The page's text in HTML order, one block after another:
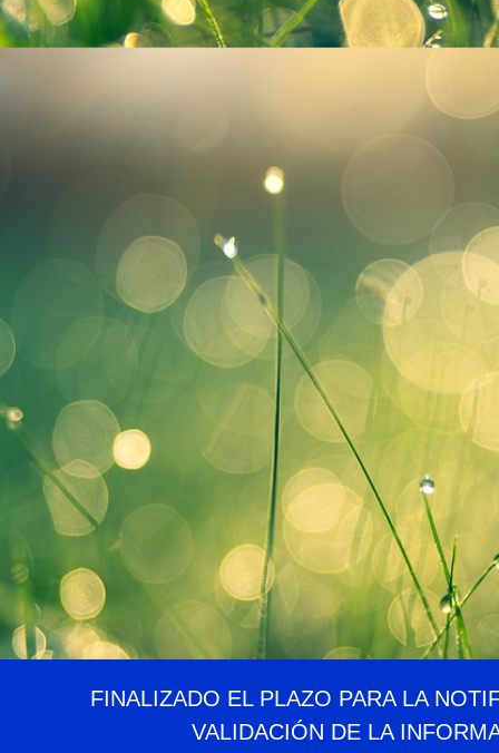
FINALIZADO EL PLAZO PARA LA
VALIDACIÓN DE LA